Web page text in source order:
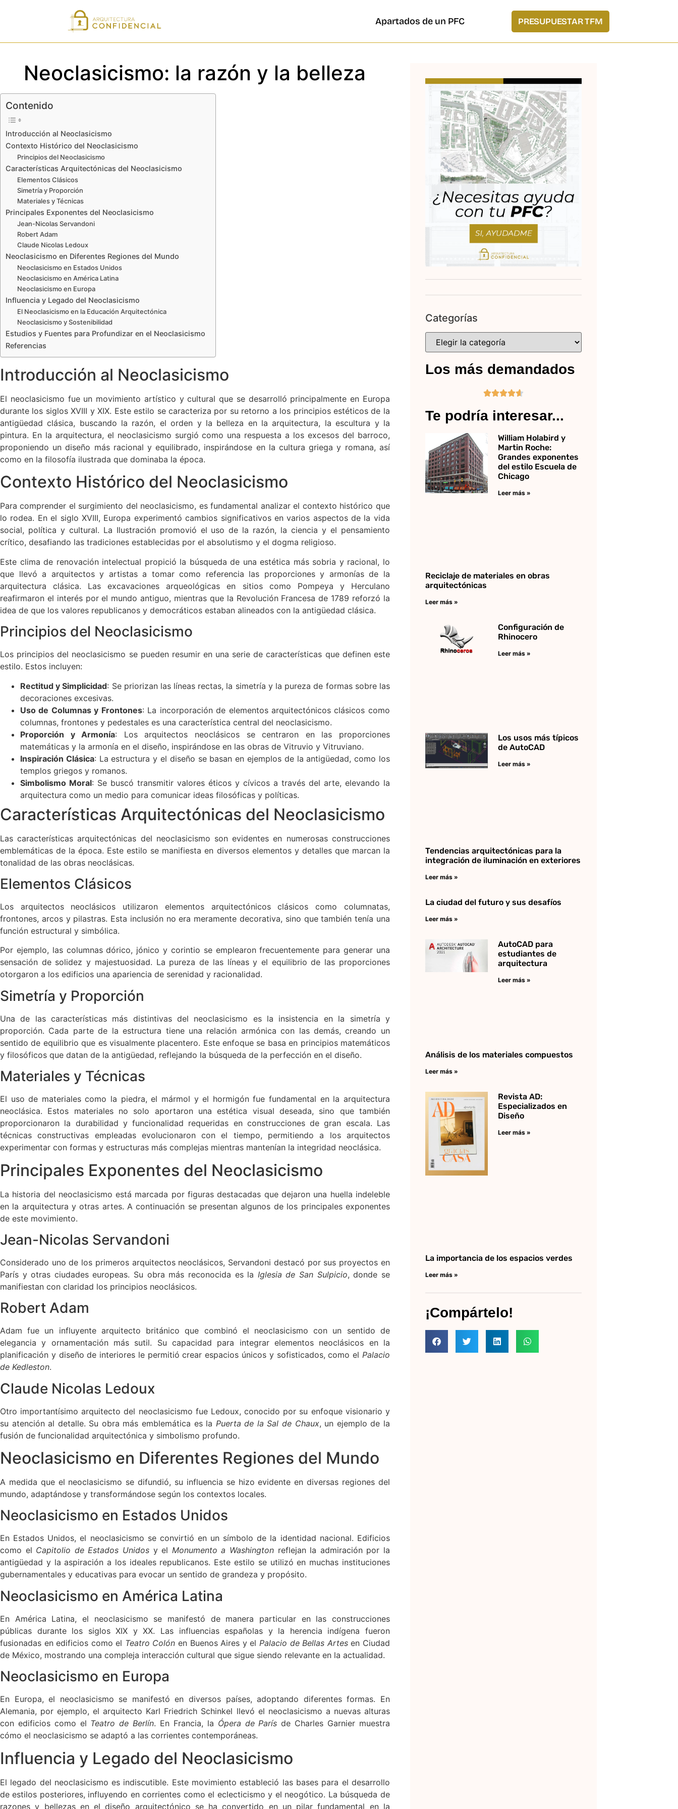
Apartados de un PFC PRESUPUESTAR TFM
Neoclasicismo: la razón y la belleza
Contenido
Introducción al Neoclasicismo
Contexto Histórico del Neoclasicismo
Principios del Neoclasicismo
Características Arquitectónicas del Neoclasicismo
Elementos Clásicos
Simetría y Proporción
Materiales y Técnicas
Principales Exponentes del Neoclasicismo
Jean-Nicolas Servandoni
Robert Adam
Claude Nicolas Ledoux
Neoclasicismo en Diferentes Regiones del Mundo
Neoclasicismo en Estados Unidos
Neoclasicismo en América Latina
Neoclasicismo en Europa
Influencia y Legado del Neoclasicismo
El Neoclasicismo en la Educación Arquitectónica
Neoclasicismo y Sostenibilidad
Estudios y Fuentes para Profundizar en el Neoclasicismo
Referencias
Introducción al Neoclasicismo
El neoclasicismo fue un movimiento artístico y cultural que se desarrolló principalmente en Europa
durante los siglos XVIII y XIX. Este estilo se caracteriza por su retorno a los principios estéticos de la
antigüedad clásica, buscando la razón, el orden y la belleza en la arquitectura, la escultura y la
pintura. En la arquitectura, el neoclasicismo surgió como una respuesta a los excesos del barroco,
proponiendo un diseño más racional y equilibrado, inspirándose en la cultura griega y romana, así
como en la filosofía ilustrada que dominaba la época.
Contexto Histórico del Neoclasicismo
Para comprender el surgimiento del neoclasicismo, es fundamental analizar el contexto histórico que
lo rodea. En el siglo XVIII, Europa experimentó cambios significativos en varios aspectos de la vida
social, política y cultural. La Ilustración promovió el uso de la razón, la ciencia y el pensamiento
crítico, desafiando las tradiciones establecidas por el absolutismo y el dogma religioso.
Este clima de renovación intelectual propició la búsqueda de una estética más sobria y racional, lo
que llevó a arquitectos y artistas a tomar como referencia las proporciones y armonías de la
arquitectura clásica. Las excavaciones arqueológicas en sitios como Pompeya y Herculano
reafirmaron el interés por el mundo antiguo, mientras que la Revolución Francesa de 1789 reforzó la
idea de que los valores republicanos y democráticos estaban alineados con la antigüedad clásica.
Principios del Neoclasicismo
Los principios del neoclasicismo se pueden resumir en una serie de características que definen este
estilo. Estos incluyen:
Rectitud y Simplicidad: Se priorizan las líneas rectas, la simetría y la pureza de formas sobre las
decoraciones excesivas.
Uso de Columnas y Frontones: La incorporación de elementos arquitectónicos clásicos como
columnas, frontones y pedestales es una característica central del neoclasicismo.
Proporción y Armonía: Los arquitectos neoclásicos se centraron en las proporciones
matemáticas y la armonía en el diseño, inspirándose en las obras de Vitruvio y Vitruviano.
Inspiración Clásica: La estructura y el diseño se basan en ejemplos de la antigüedad, como los
templos griegos y romanos.
Simbolismo Moral: Se buscó transmitir valores éticos y cívicos a través del arte, elevando la
arquitectura como un medio para comunicar ideas filosóficas y políticas.
Características Arquitectónicas del Neoclasicismo
Las características arquitectónicas del neoclasicismo son evidentes en numerosas construcciones
emblemáticas de la época. Este estilo se manifiesta en diversos elementos y detalles que marcan la
tonalidad de las obras neoclásicas.
Elementos Clásicos
Los arquitectos neoclásicos utilizaron elementos arquitectónicos clásicos como columnatas,
frontones, arcos y pilastras. Esta inclusión no era meramente decorativa, sino que también tenía una
función estructural y simbólica.
Por ejemplo, las columnas dórico, jónico y corintio se emplearon frecuentemente para generar una
sensación de solidez y majestuosidad. La pureza de las líneas y el equilibrio de las proporciones
otorgaron a los edificios una apariencia de serenidad y racionalidad.
Simetría y Proporción
Una de las características más distintivas del neoclasicismo es la insistencia en la simetría y
proporción. Cada parte de la estructura tiene una relación armónica con las demás, creando un
sentido de equilibrio que es visualmente placentero. Este enfoque se basa en principios matemáticos
y filosóficos que datan de la antigüedad, reflejando la búsqueda de la perfección en el diseño.
Materiales y Técnicas
El uso de materiales como la piedra, el mármol y el hormigón fue fundamental en la arquitectura
neoclásica. Estos materiales no solo aportaron una estética visual deseada, sino que también
proporcionaron la durabilidad y funcionalidad requeridas en construcciones de gran escala. Las
técnicas constructivas empleadas evolucionaron con el tiempo, permitiendo a los arquitectos
experimentar con formas y estructuras más complejas mientras mantenían la integridad neoclásica.
Principales Exponentes del Neoclasicismo
La historia del neoclasicismo está marcada por figuras destacadas que dejaron una huella indeleble
en la arquitectura y otras artes. A continuación se presentan algunos de los principales exponentes
de este movimiento.
Jean-Nicolas Servandoni
Considerado uno de los primeros arquitectos neoclásicos, Servandoni destacó por sus proyectos en
París y otras ciudades europeas. Su obra más reconocida es la Iglesia de San Sulpicio, donde se
manifiestan con claridad los principios neoclásicos.
Robert Adam
Adam fue un influyente arquitecto británico que combinó el neoclasicismo con un sentido de
elegancia y ornamentación más sutil. Su capacidad para integrar elementos neoclásicos en la
planificación y diseño de interiores le permitió crear espacios únicos y sofisticados, como el Palacio
de Kedleston.
Claude Nicolas Ledoux
Otro importantísimo arquitecto del neoclasicismo fue Ledoux, conocido por su enfoque visionario y
su atención al detalle. Su obra más emblemática es la Puerta de la Sal de Chaux, un ejemplo de la
fusión de funcionalidad arquitectónica y simbolismo profundo.
Neoclasicismo en Diferentes Regiones del Mundo
A medida que el neoclasicismo se difundió, su influencia se hizo evidente en diversas regiones del
mundo, adaptándose y transformándose según los contextos locales.
Neoclasicismo en Estados Unidos
En Estados Unidos, el neoclasicismo se convirtió en un símbolo de la identidad nacional. Edificios
como el Capitolio de Estados Unidosy el Monumento a Washingtonreflejan la admiración por la
antigüedad y la aspiración a los ideales republicanos. Este estilo se utilizó en muchas instituciones
gubernamentales y educativas para evocar un sentido de grandeza y propósito.
Neoclasicismo en América Latina
En América Latina, el neoclasicismo se manifestó de manera particular en las construcciones
públicas durante los siglos XIX y XX. Las influencias españolas y la herencia indígena fueron
fusionadas en edificios como el Teatro Colón en Buenos Aires y el Palacio de Bellas Artesen Ciudad
de México, mostrando una compleja interacción cultural que sigue siendo relevante en la actualidad.
Neoclasicismo en Europa
En Europa, el neoclasicismo se manifestó en diversos países, adoptando diferentes formas. En
Alemania, por ejemplo, el arquitecto Karl Friedrich Schinkel llevó el neoclasicismo a nuevas alturas
con edificios como el Teatro de Berlín. En Francia, la Ópera de París de Charles Garnier muestra
cómo el neoclasicismo se adaptó a las corrientes contemporáneas.
Influencia y Legado del Neoclasicismo
El legado del neoclasicismo es indiscutible. Este movimiento estableció las bases para el desarrollo
de estilos posteriores, influyendo en corrientes como el eclecticismo y el neogótico. La búsqueda de
razones y bellezas en el diseño arquitectónico se ha convertido en un pilar fundamental en la
Categorías
Los más demandados

Te podría interesar...
William Holabird y
Martin Roche:
Grandes exponentes
del estilo Escuela de
Chicago
Leer más »
Reciclaje de materiales en obras
arquitectónicas
Leer más »
Configuración de
Rhinocero
Leer más »
Los usos más típicos
de AutoCAD
Leer más »
Tendencias arquitectónicas para la
integración de iluminación en exteriores
Leer más »
La ciudad del futuro y sus desafíos
Leer más »
AutoCAD para
estudiantes de
arquitectura
Leer más »
Análisis de los materiales compuestos
Leer más »
Revista AD:
Especializados en
Diseño
Leer más »
La importancia de los espacios verdes
Leer más »
¡Compártelo!